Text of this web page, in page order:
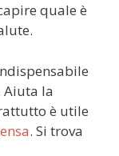
quale è
Aiuta la
è utile
. Si trova